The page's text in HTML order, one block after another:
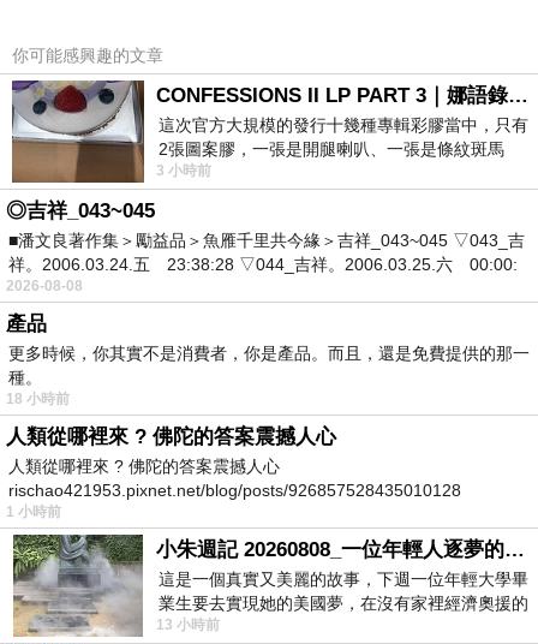
吃得到顆粒
鹹粥再搭配香香酥酥的魚肉及芹菜，那口感及
香氣，個人覺得蠻喜歡的
鹹粥加了虱目魚的皮，吃起來QQ軟軟的，魚
鱗片去得很乾淨，不刮嘴，但不是只有魚皮而
已喔，上面還帶了一點肉唷
魚皮有豐富的膠原蛋白，很適合愛美的女生作
為養顏美容的輕食喔
你可能感興趣的文章
CONFESSIONS II LP PART 3｜娜語錄II LP PART 3
這次官方大規模的發行十幾種專輯彩膠當中，只有
2張圖案膠，一張是開腿喇叭、一張是條紋斑馬
版；目前官網上只剩澳洲商店AU STORE
3 小時前
◎吉祥_043~045
■潘文良著作集＞勵益品＞魚雁千里共今緣＞吉祥_043~045 ▽043_吉
祥。2006.03.24.五 23:38:28 ▽044_吉祥。2006.03.25.六 00:00:
2026-08-08
產品
更多時候，你其實不是消費者，你是產品。而且，還是免費提供的那一
種。
18 小時前
人類從哪裡來 ? 佛陀的答案震撼人心
人類從哪裡來 ? 佛陀的答案震撼人心
rischao421953.pixnet.net/blog/posts/926857528435010128
1 小時前
小朱週記 20260808_一位年輕人逐夢的真實故事
這是一個真實又美麗的故事，下週一位年輕大學畢
業生要去實現她的美國夢，在沒有家裡經濟奧援的
情況下，靠著自我努力工作累積出國基
13 小時前